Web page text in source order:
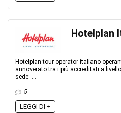
Hotelplan
Hotelplan tour operator italiano
annoverato tra i più accreditati a
sede: ...
5
LEGGI DI +